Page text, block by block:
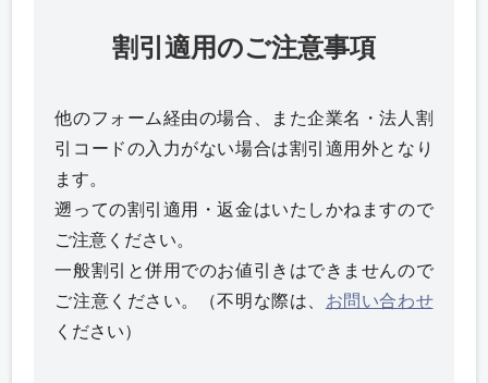
割引適用のご注意事項
他のフォーム経由の場合、また企業名・法人割
引コードの入力がない場合は割引適用外となり
ます。
遡っての割引適用・返金はいたしかねますので
ご注意ください。
一般割引と併用でのお値引きはできませんので
ご注意ください。（不明な際は、 お問い合わせ
ください）